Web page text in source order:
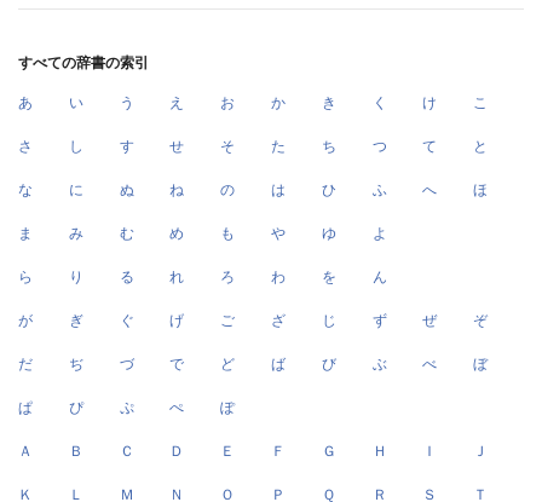
すべての辞書の索引
あ い う え お か き く け こ
さ し す せ そ た ち つ て と
な に ぬ ね の は ひ ふ へ ほ
ま み む め も や ゆ よ
ら り る れ ろ わ を ん
が ぎ ぐ げ ご ざ じ ず ぜ ぞ
だ ぢ づ で ど ば び ぶ べ ぼ
ぱ ぴ ぷ ぺ ぽ
Ａ Ｂ Ｃ Ｄ Ｅ Ｆ Ｇ Ｈ Ｉ Ｊ
Ｋ Ｌ Ｍ Ｎ Ｏ Ｐ Ｑ Ｒ Ｓ Ｔ